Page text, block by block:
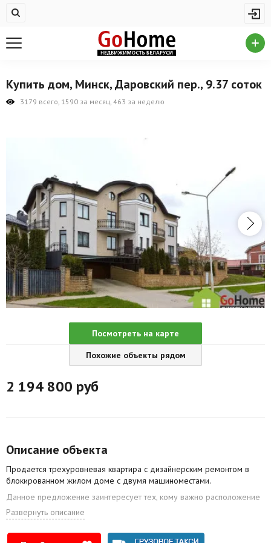
Купить квартиру
На сутки
Продажа коммерческой недвижимости
Аренда коммерческой недвижимости
Другие разделы
Новости
Агентства
Грузовое такси
Способы оплаты
Реклама на сайте
Купить дом, Минск, Даровский пер., 9.37 соток
3179 всего, 1590 за месяц, 463 за неделю
Посмотреть на карте
Похожие объекты рядом
2 194 800 руб
Описание объекта
Продается трехуровневая квартира с дизайнерским ремонтом в
блокированном жилом доме с двумя машиноместами.
Данное предложение заинтересует тех, кому важно расположение
и социальное окружение.
близости к центру, но при этом вам хочется комфорта и уюта, то
Развернуть описание